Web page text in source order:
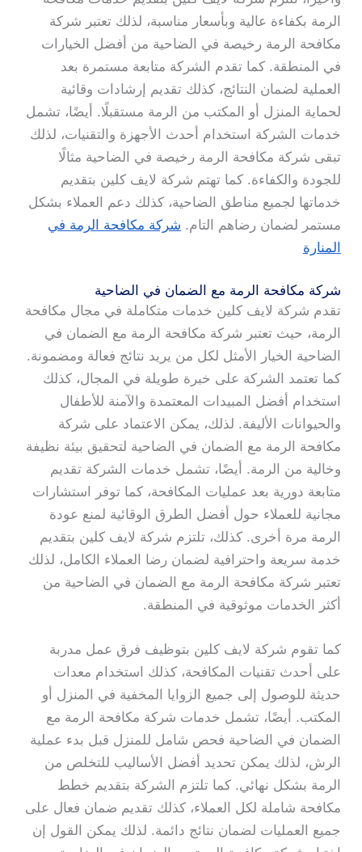
الرمة بكفاءة عالية وبأسعار مناسبة، لذلك تعتبر شركة
مكافحة الرمة رخيصة في الضاحية من أفضل الخيارات
في المنطقة. كما تقدم الشركة متابعة مستمرة بعد
العملية لضمان النتائج، كذلك تقديم إرشادات وقائية
لحماية المنزل أو المكتب من الرمة مستقبلًا. أيضًا، تشمل
خدمات الشركة استخدام أحدث الأجهزة والتقنيات، لذلك
تبقى شركة مكافحة الرمة رخيصة في الضاحية مثالًا
للجودة والكفاءة. كما تهتم شركة لايف كلين بتقديم
خدماتها لجميع مناطق الضاحية، كذلك دعم العملاء بشكل
مستمر لضمان رضاهم التام. شركة مكافحة الرمة في
المنارة
شركة مكافحة الرمة مع الضمان في الضاحية
تقدم شركة لايف كلين خدمات متكاملة في مجال مكافحة
الرمة، حيث تعتبر شركة مكافحة الرمة مع الضمان في
الضاحية الخيار الأمثل لكل من يريد نتائج فعالة ومضمونة.
كما تعتمد الشركة على خبرة طويلة في المجال، كذلك
استخدام أفضل المبيدات المعتمدة والآمنة للأطفال
والحيوانات الأليفة. لذلك، يمكن الاعتماد على شركة
مكافحة الرمة مع الضمان في الضاحية لتحقيق بيئة نظيفة
وخالية من الرمة. أيضًا، تشمل خدمات الشركة تقديم
متابعة دورية بعد عمليات المكافحة، كما توفر استشارات
مجانية للعملاء حول أفضل الطرق الوقائية لمنع عودة
الرمة مرة أخرى. كذلك، تلتزم شركة لايف كلين بتقديم
خدمة سريعة واحترافية لضمان رضا العملاء الكامل، لذلك
تعتبر شركة مكافحة الرمة مع الضمان في الضاحية من
أكثر الخدمات موثوقية في المنطقة.
كما تقوم شركة لايف كلين بتوظيف فرق عمل مدربة
على أحدث تقنيات المكافحة، كذلك استخدام معدات
حديثة للوصول إلى جميع الزوايا المخفية في المنزل أو
المكتب. أيضًا، تشمل خدمات شركة مكافحة الرمة مع
الضمان في الضاحية فحص شامل للمنزل قبل بدء عملية
الرش، لذلك يمكن تحديد أفضل الأساليب للتخلص من
الرمة بشكل نهائي. كما تلتزم الشركة بتقديم خطط
مكافحة شاملة لكل العملاء، كذلك تقديم ضمان فعال على
جميع العمليات لضمان نتائج دائمة. لذلك يمكن القول إن